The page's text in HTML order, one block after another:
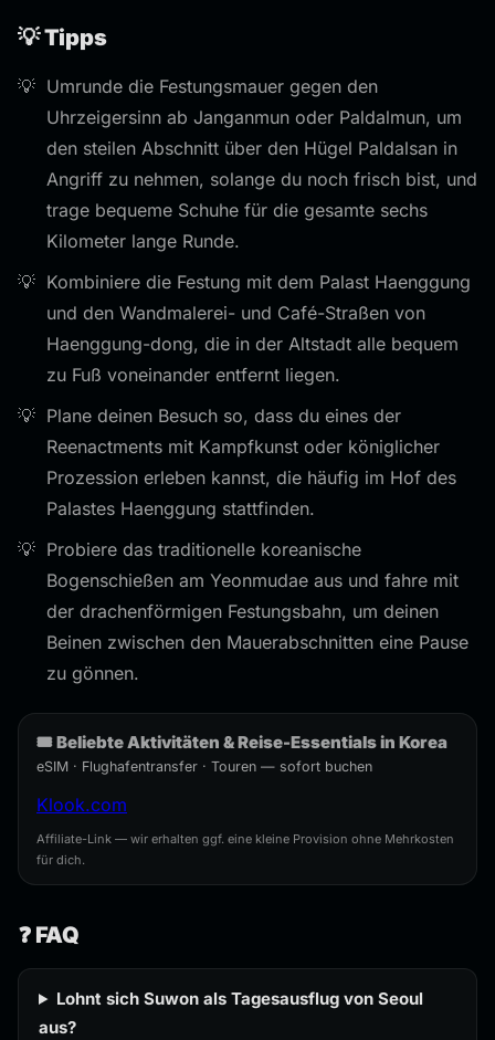
💡 Tipps
Umrunde die Festungsmauer gegen den
Uhrzeigersinn ab Janganmun oder Paldalmun, um
den steilen Abschnitt über den Hügel Paldalsan in
Angriff zu nehmen, solange du noch frisch bist, und
trage bequeme Schuhe für die gesamte sechs
Kilometer lange Runde.
Kombiniere die Festung mit dem Palast Haenggung
und den Wandmalerei- und Café-Straßen von
Haenggung-dong, die in der Altstadt alle bequem
zu Fuß voneinander entfernt liegen.
Plane deinen Besuch so, dass du eines der
Reenactments mit Kampfkunst oder königlicher
Prozession erleben kannst, die häufig im Hof des
Palastes Haenggung stattfinden.
Probiere das traditionelle koreanische
Bogenschießen am Yeonmudae aus und fahre mit
der drachenförmigen Festungsbahn, um deinen
Beinen zwischen den Mauerabschnitten eine Pause
zu gönnen.
🎟️ Beliebte Aktivitäten & Reise-Essentials in Korea
eSIM · Flughafentransfer · Touren — sofort buchen
Klook.com
Affiliate-Link — wir erhalten ggf. eine kleine Provision ohne Mehrkosten
für dich.
❓ FAQ
Lohnt sich Suwon als Tagesausflug von Seoul
aus?